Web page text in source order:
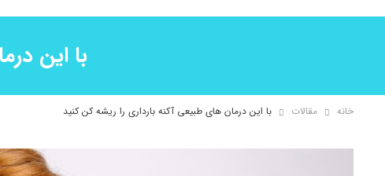
با این
خانه مقالات با این درمان های طبیعی آکنه بارداری را ریشه کن کنید